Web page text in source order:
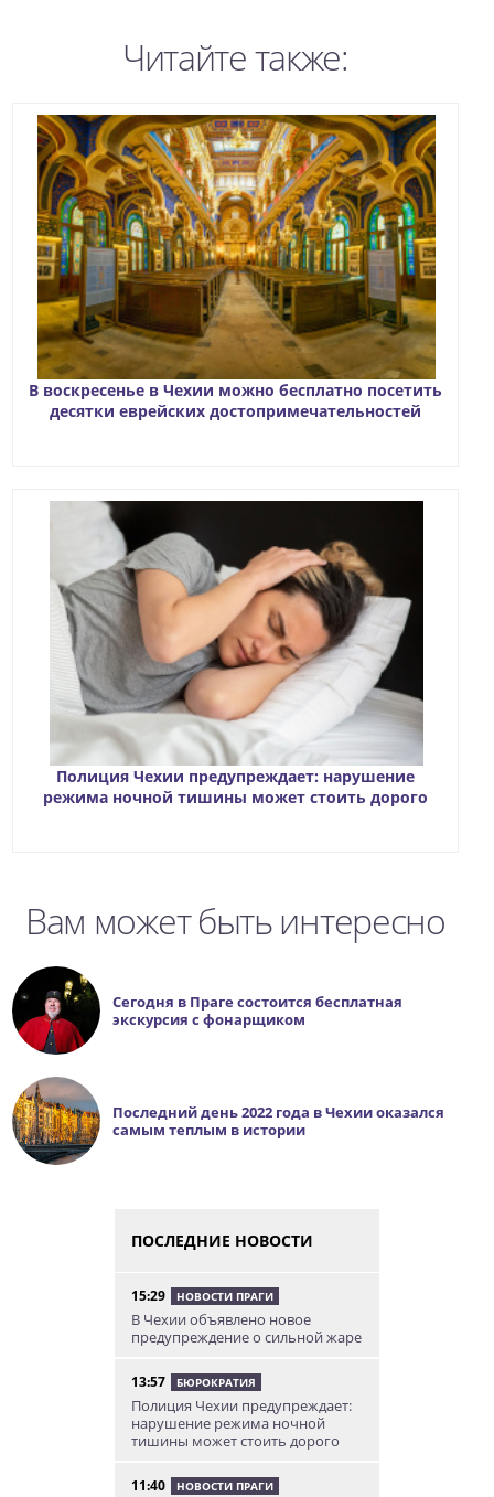
Читайте также:
В воскресенье в Чехии можно бесплатно посетить
десятки еврейских достопримечательностей
Полиция Чехии предупреждает: нарушение
режима ночной тишины может стоить дорого
Вам может быть интересно
Сегодня в Праге состоится бесплатная
экскурсия с фонарщиком
Последний день 2022 года в Чехии оказался
самым теплым в истории
ПОСЛЕДНИЕ НОВОСТИ
15:29 НОВОСТИ ПРАГИ
В Чехии объявлено новое
предупреждение о сильной жаре
13:57 БЮРОКРАТИЯ
Полиция Чехии предупреждает:
нарушение режима ночной
тишины может стоить дорого
11:40 НОВОСТИ ПРАГИ